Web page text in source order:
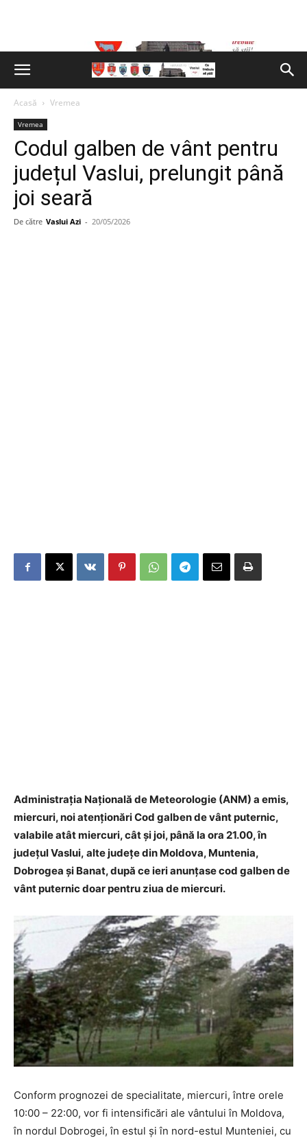
Acasă Vremea
Vremea
Codul galben de vânt pentru
județul Vaslui, prelungit până
joi seară
De către Vaslui Azi - 20/05/2026
Administrația Națională de Meteorologie (ANM) a emis,
miercuri, noi atenționări Cod galben de vânt puternic,
valabile atât miercuri, cât și joi, până la ora 21.00, în
județul Vaslui, alte județe din Moldova, Muntenia,
Dobrogea și Banat, după ce ieri anunțase cod galben de
vânt puternic doar pentru ziua de miercuri.
Conform prognozei de specialitate, miercuri, între orele
10:00 – 22:00, vor fi intensificări ale vântului în Moldova,
în nordul Dobrogei, în estul și în nord-estul Munteniei, cu